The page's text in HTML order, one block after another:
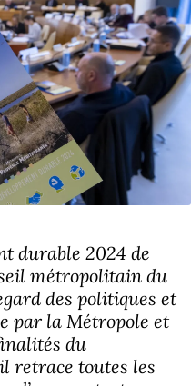
durable 2024 de
métropolitain du
des politiques et
par la Métropole et
du
retrace toutes les